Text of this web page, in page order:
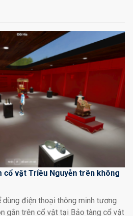
cổ vật Triều Nguyễn trên không
dùng điện thoại thông minh tương
gắn trên cổ vật tại Bảo tàng cổ vật